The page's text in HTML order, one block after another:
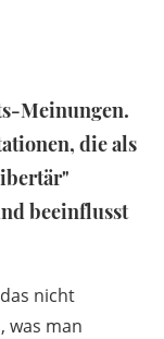
Meinungen.
die als
beeinflusst
nicht
was man